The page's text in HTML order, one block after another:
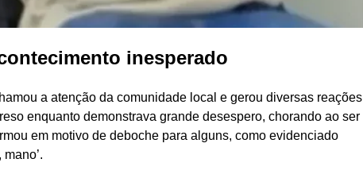
inesperado
a atenção da comunidade local e gerou diversas reações
enquanto demonstrava grande desespero, chorando ao ser
em motivo de deboche para alguns, como evidenciado